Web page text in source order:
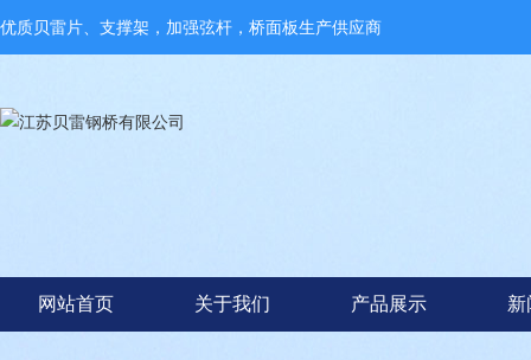
优质贝雷片、支撑架，加强弦杆，桥面板生产供应商
网站首页 关于我们 产品展示 新